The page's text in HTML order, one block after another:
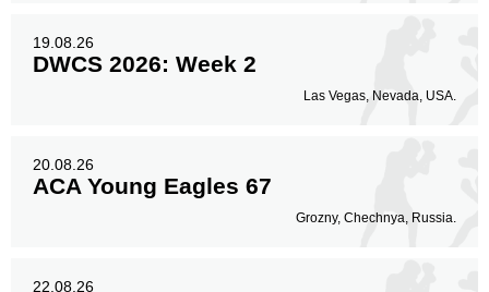
19.08.26
DWCS 2026: Week 2
Las Vegas, Nevada, USA.
20.08.26
ACA Young Eagles 67
Grozny, Chechnya, Russia.
22.08.26